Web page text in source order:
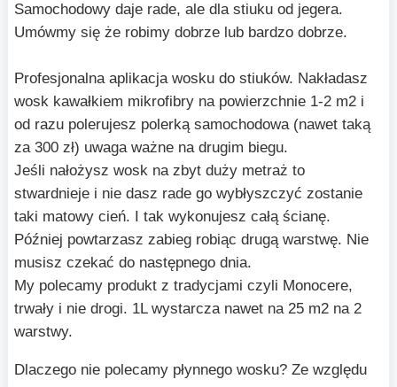
Samochodowy daje rade, ale dla stiuku od jegera.
Umówmy się że robimy dobrze lub bardzo dobrze.
Profesjonalna aplikacja wosku do stiuków. Nakładasz
wosk kawałkiem mikrofibry na powierzchnie 1-2 m2 i
od razu polerujesz polerką samochodowa (nawet taką
za 300 zł) uwaga ważne na drugim biegu.
Jeśli nałożysz wosk na zbyt duży metraż to
stwardnieje i nie dasz rade go wybłyszczyć zostanie
taki matowy cień. I tak wykonujesz całą ścianę.
Później powtarzasz zabieg robiąc drugą warstwę. Nie
musisz czekać do następnego dnia.
My polecamy produkt z tradycjami czyli Monocere,
trwały i nie drogi. 1L wystarcza nawet na 25 m2 na 2
warstwy.
Dlaczego nie polecamy płynnego wosku? Ze względu